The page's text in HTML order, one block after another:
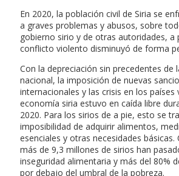
En 2020, la población civil de Siria se
a graves problemas y abusos, sobre
gobierno sirio y de otras autoridades, a
conflicto violento disminuyó de forma
Con la depreciación sin precedentes de
nacional, la imposición de nuevas
internacionales y las crisis en los países
economía siria estuvo en caída libre
2020. Para los sirios de a pie, esto se
imposibilidad de adquirir alimentos,
esenciales y otras necesidades
más de 9,3 millones de sirios han
inseguridad alimentaria y más del 80%
por debajo del umbral de la pobreza.